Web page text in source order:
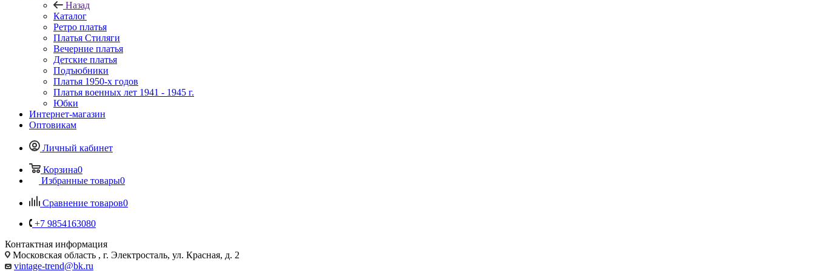
Назад
Каталог
Ретро платья
Платья Стиляги
Вечерние платья
Детские платья
Подъюбники
Платья 1950-х годов
Платья военных лет 1941 - 1945 г.
Юбки
Интернет-магазин
Оптовикам
Личный кабинет
Корзина0
Избранные товары0
Сравнение товаров0
+7 9854163080
Контактная информация
Московская область , г. Электросталь, ул. Красная, д. 2
vintage-trend@bk.ru